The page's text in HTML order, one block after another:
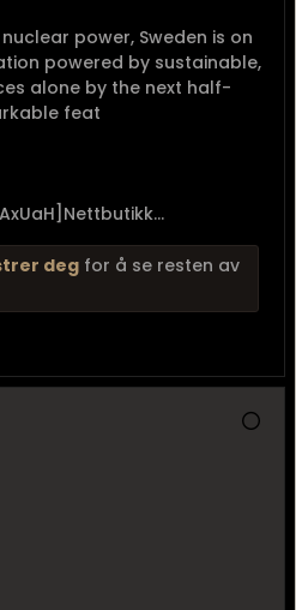
power, Sweden is on
powered by sustainable,
alone by the next half-
feat
deg for å se resten av